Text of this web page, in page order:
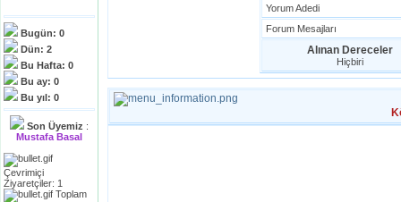
Bugün: 0
Dün: 2
Bu Hafta: 0
Bu ay: 0
Bu yıl: 0
Son Üyemiz :
Mustafa Basal
Çevrimiçi
Ziyaretçiler: 1
Toplam
Yorum Adedi
Forum Mesajları
Alınan Dereceler
Hiçbiri